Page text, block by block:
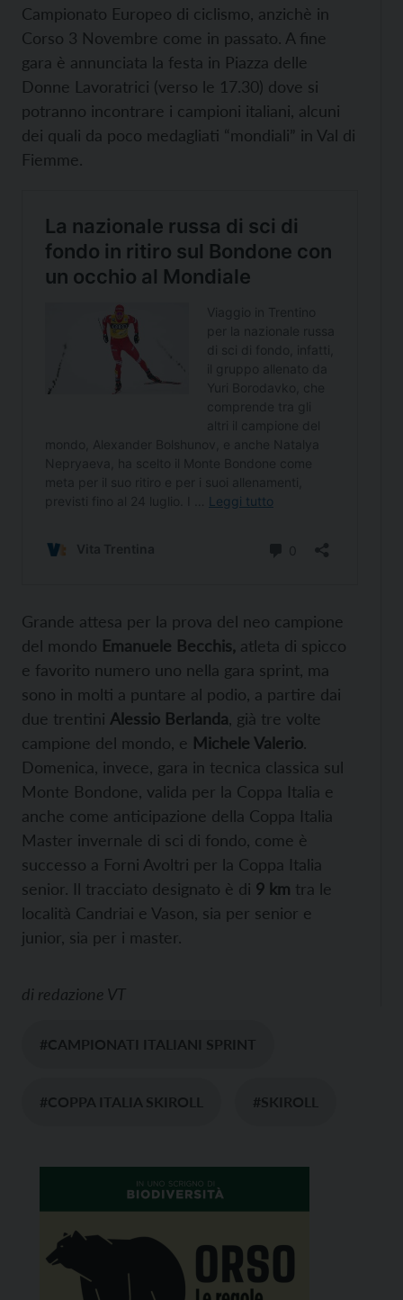
Campionato Europeo di ciclismo, anzichè in
Corso 3 Novembre come in passato. A fine
gara è annunciata la festa in Piazza delle
Donne Lavoratrici (verso le 17.30) dove si
potranno incontrare i campioni italiani, alcuni
dei quali da poco medagliati “mondiali” in Val di
Fiemme.
Grande attesa per la prova del neo campione
del mondo Emanuele Becchis, atleta di spicco
e favorito numero uno nella gara sprint, ma
sono in molti a puntare al podio, a partire dai
due trentini Alessio Berlanda , già tre volte
campione del mondo, e Michele Valerio.
Domenica, invece, gara in tecnica classica sul
Monte Bondone, valida per la Coppa Italia e
anche come anticipazione della Coppa Italia
Master invernale di sci di fondo, come è
successo a Forni Avoltri per la Coppa Italia
senior. Il tracciato designato è di 9 km tra le
località Candriai e Vason, sia per senior e
junior, sia per i master.
di redazione VT
#CAMPIONATI ITALIANI SPRINT
#COPPA ITALIA SKIROLL #SKIROLL